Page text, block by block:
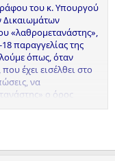
του κ. Υπουργού
Δικαιωμάτων
«λαθρομετανάστης»,
παραγγελίας της
όπως, όταν
έχει εισέλθει στο
να
ο όρος
ή
μειωτικών για την
και λέξεων και